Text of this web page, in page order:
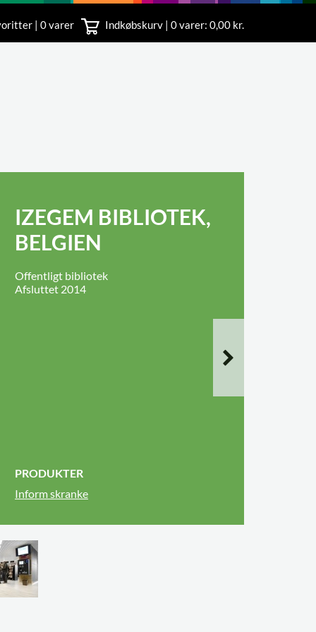
| 0 varer Indkøbskurv | 0varer: 0,00 kr.
11
IZEGEM BIBLIOTEK,
BELGIEN
Offentligt bibliotek
Afsluttet 2014
PRODUKTER
Inform skranke